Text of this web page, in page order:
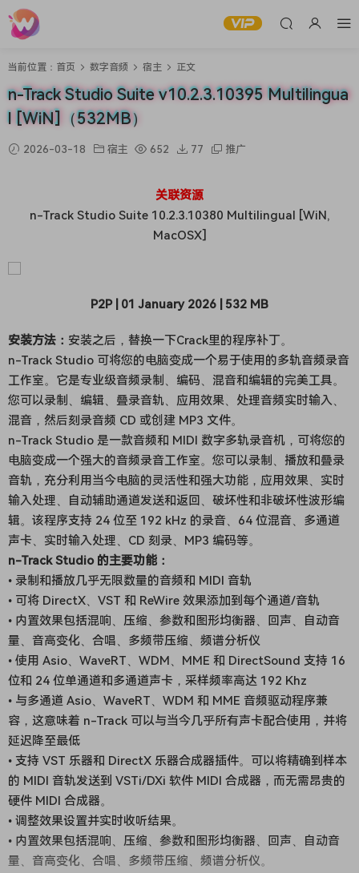
当前位置： 首页 数字音频 宿主 正文
n-Track Studio Suite v10.2.3.10395 Multilingua
l [WiN]（532MB）
2026-03-18 宿主 652 77 推广
关联资源
n-Track Studio Suite 10.2.3.10380 Multilingual [WiN,
MacOSX]
P2P | 01 January 2026 | 532 MB
安装方法： 安装之后，替换一下Crack里的程序补丁。
n-Track Studio 可将您的电脑变成一个易于使用的多轨音频录音
工作室。它是专业级音频录制、编码、混音和编辑的完美工具。
您可以录制、编辑、叠录音轨、应用效果、处理音频实时输入、
混音，然后刻录音频 CD 或创建 MP3 文件。
n-Track Studio 是一款音频和 MIDI 数字多轨录音机，可将您的
电脑变成一个强大的音频录音工作室。您可以录制、播放和叠录
音轨，充分利用当今电脑的灵活性和强大功能，应用效果、实时
输入处理、自动辅助通道发送和返回、破坏性和非破坏性波形编
辑。该程序支持 24 位至 192 kHz 的录音、64 位混音、多通道
声卡、实时输入处理、CD 刻录、MP3 编码等。
n-Track Studio 的主要功能：
• 录制和播放几乎无限数量的音频和 MIDI 音轨
• 可将 DirectX、VST 和 ReWire 效果添加到每个通道/音轨
• 内置效果包括混响、压缩、参数和图形均衡器、回声、自动音
量、音高变化、合唱、多频带压缩、频谱分析仪
• 使用 Asio、WaveRT、WDM、MME 和 DirectSound 支持 16
位和 24 位单通道和多通道声卡，采样频率高达 192 Khz
• 与多通道 Asio、WaveRT、WDM 和 MME 音频驱动程序兼
容，这意味着 n-Track 可以与当今几乎所有声卡配合使用，并将
延迟降至最低
• 支持 VST 乐器和 DirectX 乐器合成器插件。可以将精确到样本
的 MIDI 音轨发送到 VSTi/DXi 软件 MIDI 合成器，而无需昂贵的
硬件 MIDI 合成器。
• 调整效果设置并实时收听结果。
• 内置效果包括混响、压缩、参数和图形均衡器、回声、自动音
量、音高变化、合唱、多频带压缩、频谱分析仪。